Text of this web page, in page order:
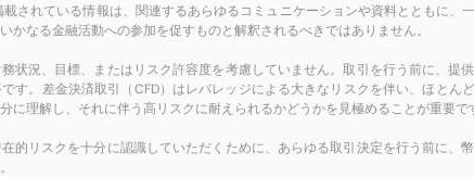
されている情報は、関連するあらゆるコミュニケーションや資料とともに、
かなる金融活動への参加を促すものと解釈されるべきではありません。
状況、目標、またはリスク許容度を考慮していません。取引を行う前に、提
す。差金決済取引（CFD）はレバレッジによる大きなリスクを伴い、ほとん
に理解し、それに伴う高リスクに耐えられるかどうかを見極めることが重要で
的リスクを十分に認識していただくために、あらゆる取引決定を行う前に、